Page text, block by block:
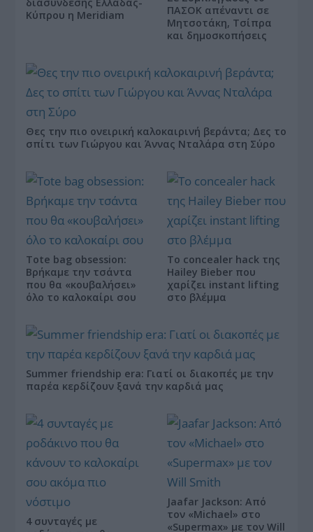
Κύπρου η Meridiam
ΠΑΣΟΚ απέναντι σε
Μητσοτάκη, Τσίπρα
και δημοσκοπήσεις
Θες την πιο ονειρική καλοκαιρινή βεράντα; Δες το
σπίτι των Γιώργου και Άννας Νταλάρα στη Σύρο
Tote bag obsession:
Βρήκαμε την τσάντα
που θα «κουβαλήσει»
όλο το καλοκαίρι σου
Το concealer hack της
Hailey Bieber που
χαρίζει instant lifting
στο βλέμμα
Summer friendship era: Γιατί οι διακοπές με την
παρέα κερδίζουν ξανά την καρδιά μας
4 συνταγές με
Jaafar Jackson: Από
τον «Michael» στο
«Supermax» με τον Will